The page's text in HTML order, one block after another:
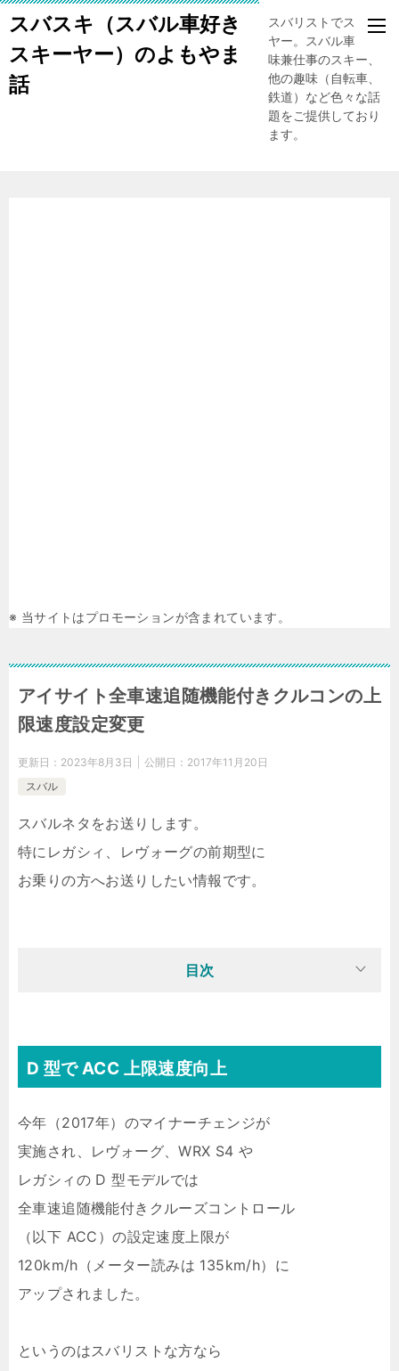
スバスキ（スバル車好き
スキーヤー）のよもやま
話
スバリストでスキー
ヤー。スバル車、趣
味兼仕事のスキー、
他の趣味（自転車、
鉄道）など色々な話
題をご提供しており
ます。
※ 当サイトはプロモーションが含まれています。
アイサイト全車速追随機能付きクルコンの上
限速度設定変更
更新日： 2023年8月3日 公開日： 2017年11月20日
スバル
スバルネタをお送りします。
特にレガシィ、レヴォーグの前期型に
お乗りの方へお送りしたい情報です。
目次
D 型で ACC 上限速度向上
今年（2017年）のマイナーチェンジが
実施され、レヴォーグ、WRX S4 や
レガシィの D 型モデルでは
全車速追随機能付きクルーズコントロール
（以下 ACC）の設定速度上限が
120km/h（メーター読みは 135km/h）に
アップされました。
というのはスバリストな方なら